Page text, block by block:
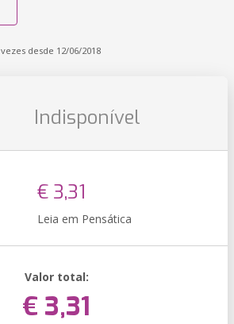
vezes desde 12/06/2018
Indisponível
€ 3,31
Leia em Pensática
Valor total:
€ 3,31